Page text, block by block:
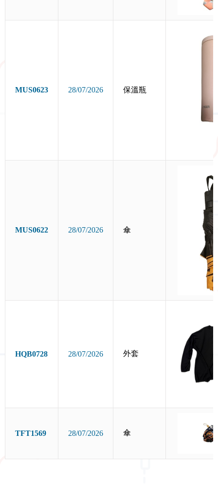
MUS0623 28/07/2026 保溫瓶
MUS0622 28/07/2026 傘
HQB0728 28/07/2026 外套
TFT1569 28/07/2026 傘